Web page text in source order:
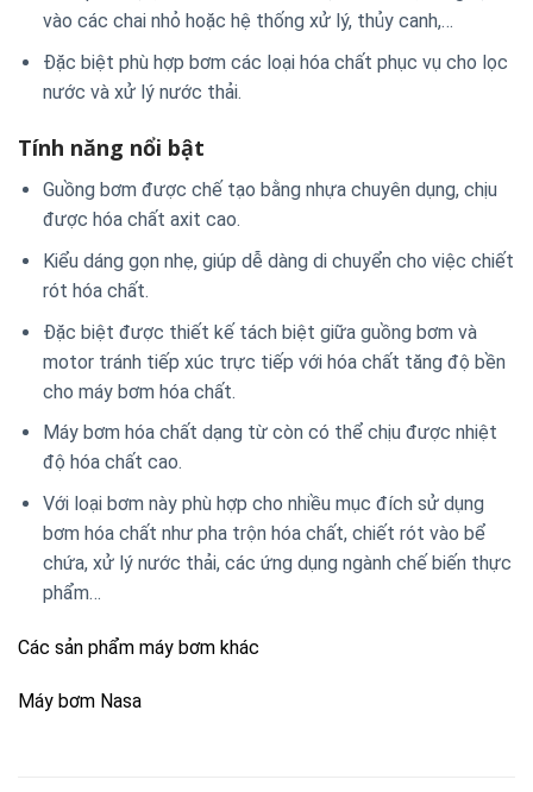
vào các chai nhỏ hoặc hệ thống xử lý, thủy canh,…
Đặc biệt phù hợp bơm các loại hóa chất phục vụ cho lọc
nước và xử lý nước thải.
Tính năng nổi bật
Guồng bơm được chế tạo bằng nhựa chuyên dụng, chịu
được hóa chất axit cao.
Kiểu dáng gọn nhẹ, giúp dễ dàng di chuyển cho việc chiết
rót hóa chất.
Đặc biệt được thiết kế tách biệt giữa guồng bơm và
motor tránh tiếp xúc trực tiếp với hóa chất tăng độ bền
cho máy bơm hóa chất.
Máy bơm hóa chất dạng từ còn có thể chịu được nhiệt
độ hóa chất cao.
Với loại bơm này phù hợp cho nhiều mục đích sử dụng
bơm hóa chất như pha trộn hóa chất, chiết rót vào bể
chứa, xử lý nước thải, các ứng dụng ngành chế biến thực
phẩm…
Các sản phẩm máy bơm khác
Máy bơm Nasa